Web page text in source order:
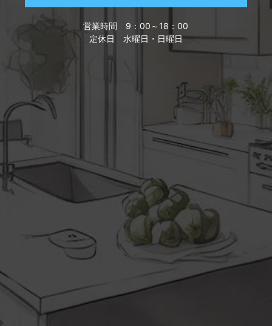
営業時間 9：00～18：00
定休日 水曜日・日曜日